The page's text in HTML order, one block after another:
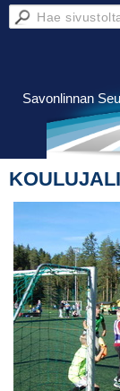
Savonlinnan